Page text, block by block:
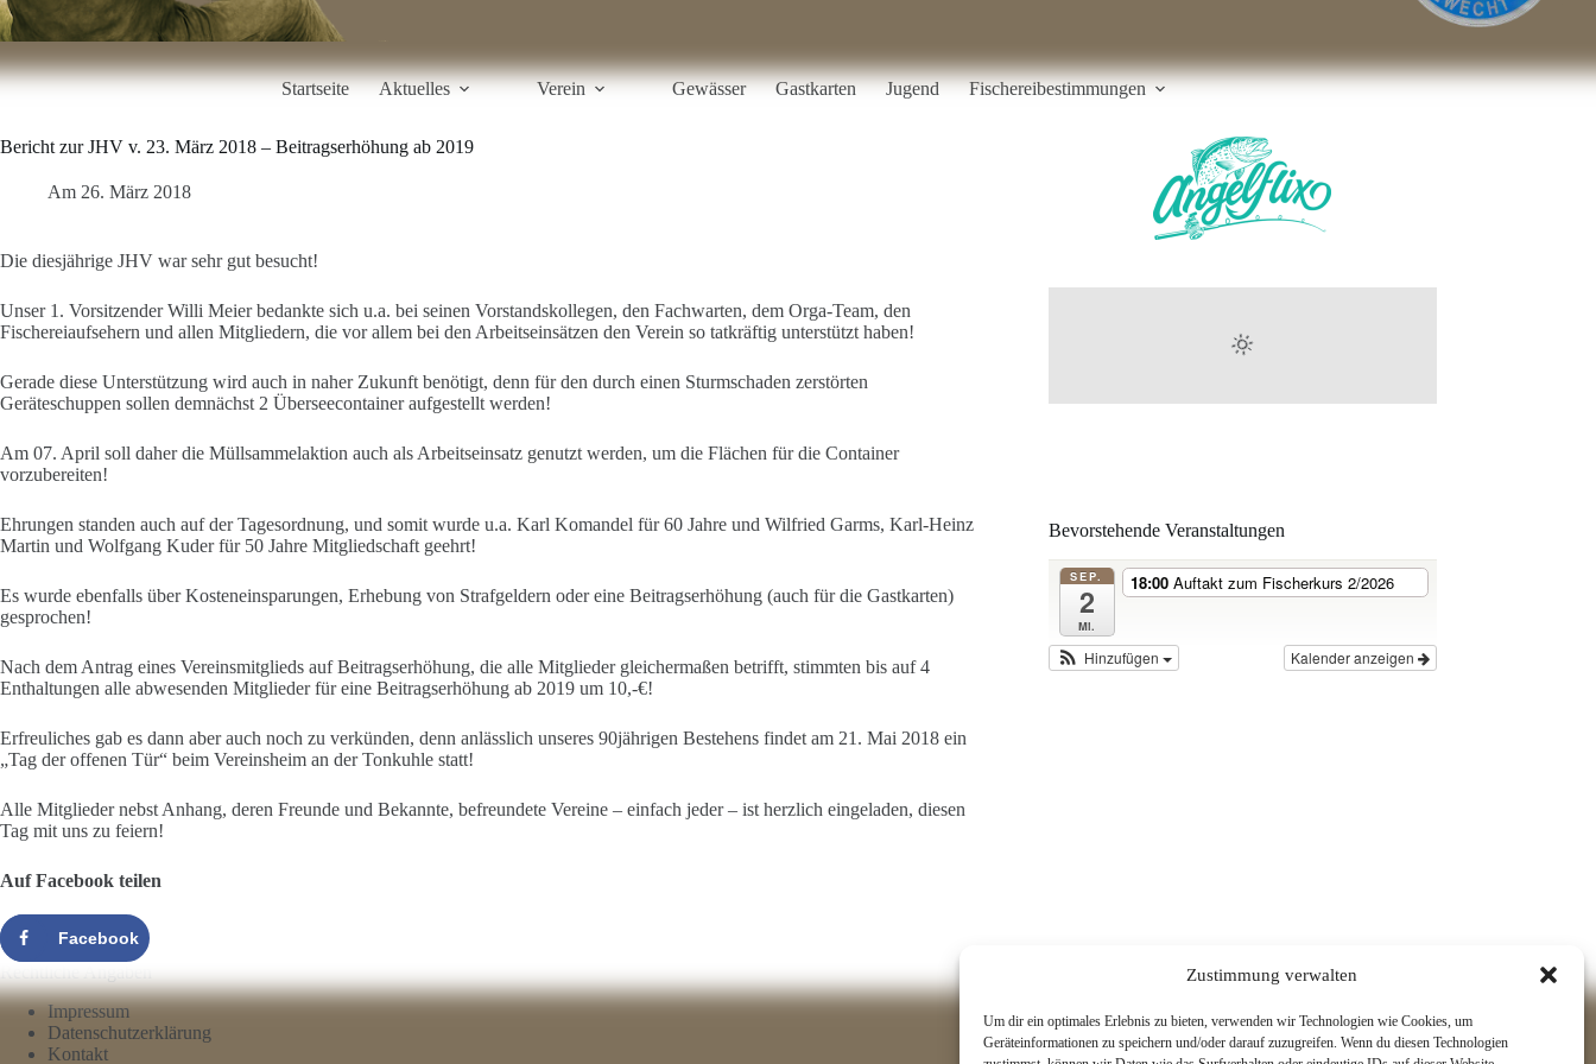
Zustimmung verwalten
Um dir ein optimales Erlebnis zu bieten, verwenden wir Technologien wie Cookies, um
Geräteinformationen zu speichern und/oder darauf zuzugreifen. Wenn du diesen Technologien
Startseite Aktuelles Verein Gewässer Gastkarten Jugend Fischereibestimmungen
Bericht zur JHV v. 23. März 2018 – Beitragserhöhung ab 2019
Am 26. März 2018
Die diesjährige JHV war sehr gut besucht!
Unser 1. Vorsitzender Willi Meier bedankte sich u.a. bei seinen Vorstandskollegen, den Fachwarten, dem Orga-Team, den
Fischereiaufsehern und allen Mitgliedern, die vor allem bei den Arbeitseinsätzen den Verein so tatkräftig unterstützt haben!
Gerade diese Unterstützung wird auch in naher Zukunft benötigt, denn für den durch einen Sturmschaden zerstörten
Geräteschuppen sollen demnächst 2 Überseecontainer aufgestellt werden!
Am 07. April soll daher die Müllsammelaktion auch als Arbeitseinsatz genutzt werden, um die Flächen für die Container
vorzubereiten!
Ehrungen standen auch auf der Tagesordnung, und somit wurde u.a. Karl Komandel für 60 Jahre und Wilfried Garms, Karl-Heinz
Martin und Wolfgang Kuder für 50 Jahre Mitgliedschaft geehrt!
Es wurde ebenfalls über Kosteneinsparungen, Erhebung von Strafgeldern oder eine Beitragserhöhung (auch für die Gastkarten)
gesprochen!
Nach dem Antrag eines Vereinsmitglieds auf Beitragserhöhung, die alle Mitglieder gleichermaßen betrifft, stimmten bis auf 4
Enthaltungen alle abwesenden Mitglieder für eine Beitragserhöhung ab 2019 um 10,-€!
Erfreuliches gab es dann aber auch noch zu verkünden, denn anlässlich unseres 90jährigen Bestehens findet am 21. Mai 2018 ein
„Tag der offenen Tür“ beim Vereinsheim an der Tonkuhle statt!
Alle Mitglieder nebst Anhang, deren Freunde und Bekannte, befreundete Vereine – einfach jeder – ist herzlich eingeladen, diesen
Tag mit uns zu feiern!
Auf Facebook teilen
Facebook
Bevorstehende Veranstaltungen
SEP.
2
Mi.
18:00 Auftakt zum Fischerkurs 2/2026
Kalender anzeigen
Hinzufügen
Rechtliche Angaben
Impressum
Datenschutzerklärung
Kontakt